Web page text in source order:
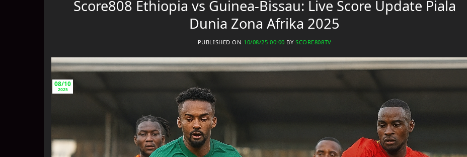
Score808 Ethiopia vs Guinea-Bissau: Live Score Update Piala
Dunia Zona Afrika 2025
PUBLISHED ON 10/08/25 00:00 BYSCORE808TV
08/10
2025